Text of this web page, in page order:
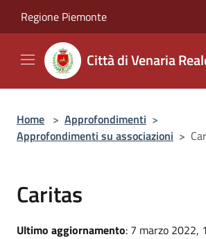
Regione Piemonte
Città di Venaria
Home > Approfondimenti >
Approfondimenti su associazioni >
Caritas
Ultimo aggiornamento: 7 marzo 2022,